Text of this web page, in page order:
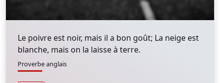
Le poivre est noir, mais il a bon goût; La neige est
blanche, mais on la laisse à terre.
Proverbe anglais